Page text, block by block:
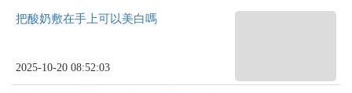
把酸奶敷在手上可以美白嗎
2025-10-20 08:52:03